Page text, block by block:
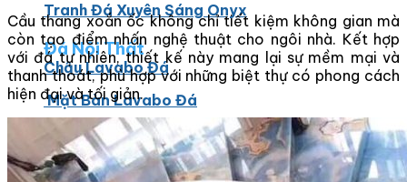
Tranh Đá Xuyên Sáng Onyx
Đá Nội Thất
Chậu Lavabo Đá
Mặt Bàn Lavabo Đá
Đá Bàn Bếp Cao Cấp
Đá Ốp Bếp Tự Nhiên
Cầu thang xoắn ốc không chỉ tiết kiệm không gian mà
còn tạo điểm nhấn nghệ thuật cho ngôi nhà. Kết hợp
với đá tự nhiên, thiết kế này mang lại sự mềm mại và
thanh thoát, phù hợp với những biệt thự có phong cách
hiện đại và tối giản.